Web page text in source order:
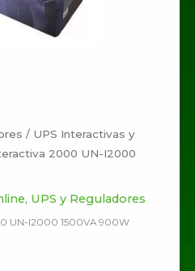
/ UPS Interactivas y
2000 UN-I2000
, UPS y Reguladores
UN-I2000 1500VA 900W